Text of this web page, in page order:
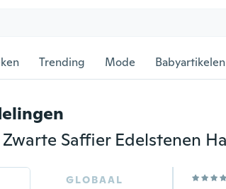
Trending Mode Babyartikelen
GLOBAAL